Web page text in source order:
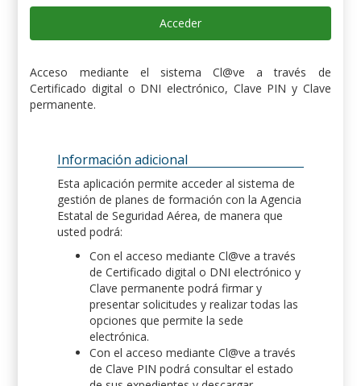
Acceder
Acceso mediante el sistema Cl@ve a través de
Certificado digital o DNI electrónico, Clave PIN y Clave
permanente.
Información adicional
Esta aplicación permite acceder al sistema de
gestión de planes de formación con la Agencia
Estatal de Seguridad Aérea, de manera que
usted podrá:
Con el acceso mediante Cl@ve a través
de Certificado digital o DNI electrónico y
Clave permanente podrá firmar y
presentar solicitudes y realizar todas las
opciones que permite la sede
electrónica.
Con el acceso mediante Cl@ve a través
de Clave PIN podrá consultar el estado